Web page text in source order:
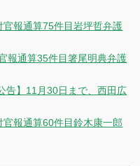
官報通算75件目岩坪哲弁護
報通算35件目箸尾明典弁護
告】11月30日まで、西田広
官報通算60件目鈴木康一郎